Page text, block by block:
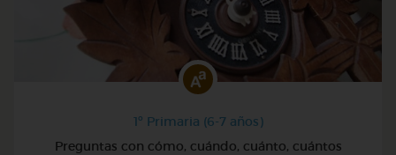
1º Primaria (6-7 años)
Preguntas con cómo, cuándo, cuánto, cuántos